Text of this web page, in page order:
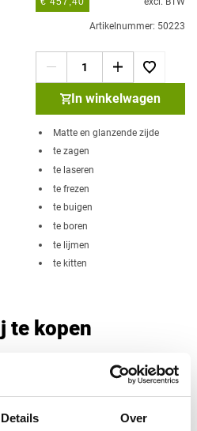
Details Over
Artikelnummer: 50223
In winkelwagen
Matte en glanzende zijde
te zagen
te laseren
te frezen
te buigen
te boren
te lijmen
te kitten
te kopen